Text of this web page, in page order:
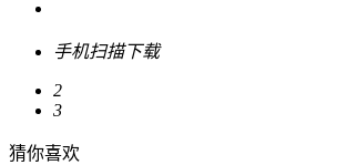
手机扫描下载
2
3
猜你喜欢